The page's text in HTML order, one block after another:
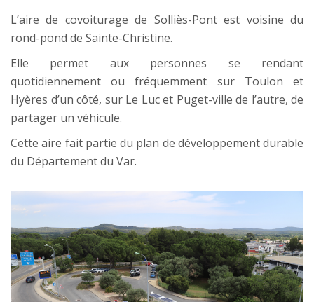
L’aire de covoiturage de Solliès-Pont est voisine du
rond-pond de Sainte-Christine.
Elle permet aux personnes se rendant
quotidiennement ou fréquemment sur Toulon et
Hyères d’un côté, sur Le Luc et Puget-ville de l’autre, de
partager un véhicule.
Cette aire fait partie du plan de développement durable
du Département du Var.